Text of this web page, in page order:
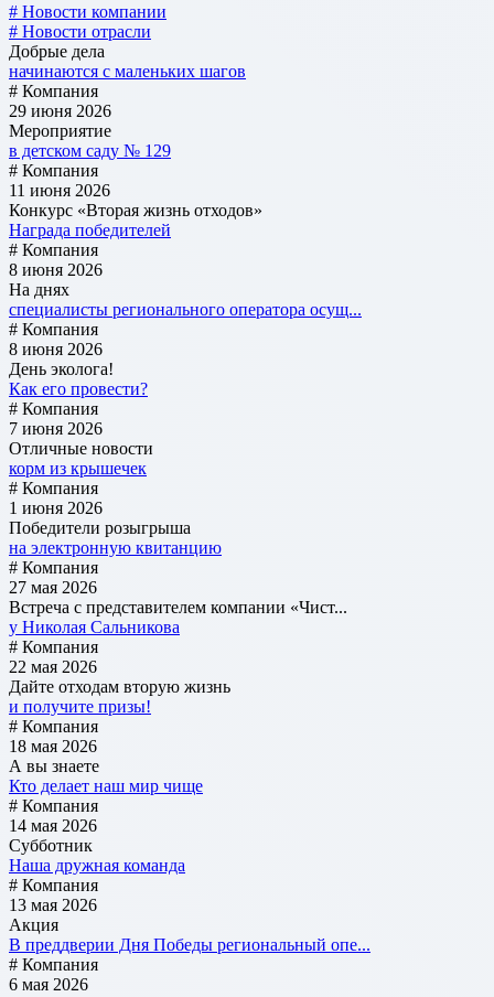
# Новости компании
# Новости отрасли
Добрые дела
начинаются с маленьких шагов
# Компания
29 июня 2026
Мероприятие
в детском саду № 129
# Компания
11 июня 2026
Конкурс «Вторая жизнь отходов»
Награда победителей
# Компания
8 июня 2026
На днях
специалисты регионального оператора осущ...
# Компания
8 июня 2026
День эколога!
Как его провести?
# Компания
7 июня 2026
Отличные новости
корм из крышечек
# Компания
1 июня 2026
Победители розыгрыша
на электронную квитанцию
# Компания
27 мая 2026
Встреча с представителем компании «Чист...
у Николая Сальникова
# Компания
22 мая 2026
Дайте отходам вторую жизнь
и получите призы!
# Компания
18 мая 2026
А вы знаете
Кто делает наш мир чище
# Компания
14 мая 2026
Субботник
Наша дружная команда
# Компания
13 мая 2026
Акция
В преддверии Дня Победы региональный опе...
# Компания
6 мая 2026